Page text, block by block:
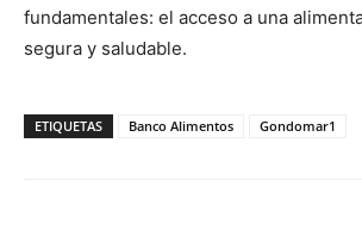
fundamentales: el acceso a una
segura y saludable.
ETIQUETAS Banco Alimentos Gondomar1